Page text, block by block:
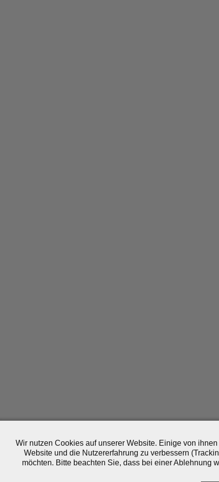
Wir nutzen Cookies auf unserer Website. Einige von
Website und die Nutzererfahrung zu verbessern
möchten. Bitte beachten Sie, dass bei einer Ablehnung